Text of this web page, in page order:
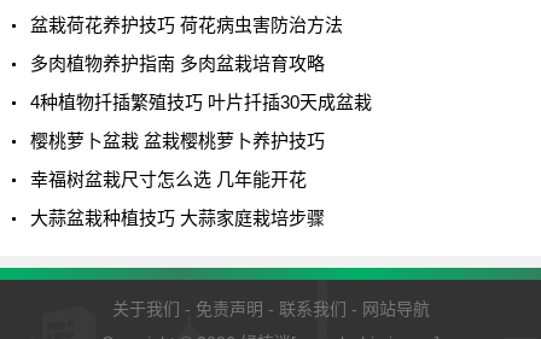
盆栽荷花养护技巧 荷花病虫害防治方法
多肉植物养护指南 多肉盆栽培育攻略
4种植物扦插繁殖技巧 叶片扦插30天成盆栽
樱桃萝卜盆栽 盆栽樱桃萝卜养护技巧
幸福树盆栽尺寸怎么选 几年能开花
大蒜盆栽种植技巧 大蒜家庭栽培步骤
关于我们 - 免责声明 - 联系我们 - 网站导航